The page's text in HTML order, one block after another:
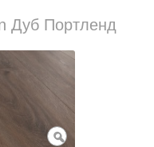
Дуб Портленд